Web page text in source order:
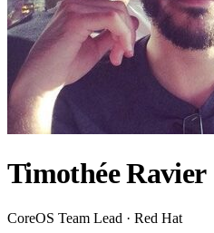
Timothée Ravier
CoreOS Team Lead · Red Hat